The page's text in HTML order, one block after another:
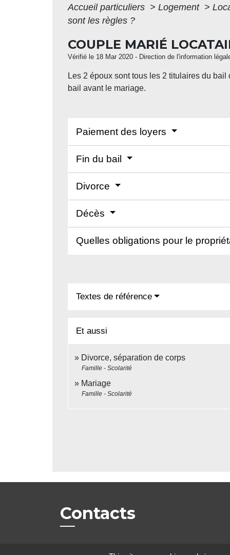
Accueil particuliers > Logement >
sont les règles ?
COUPLE MARIÉ
Vérifié le 18 Mar 2020 - Direction de l'information
Les 2 époux sont tous les 2 titulaires du
bail avant le mariage.
Paiement des loyers
Fin du bail
Divorce
Décès
Quelles obligations pour le
Textes de référence
Et aussi
Divorce, séparation de corps
Famille - Scolarité
Mariage
Famille - Scolarité
Contacts